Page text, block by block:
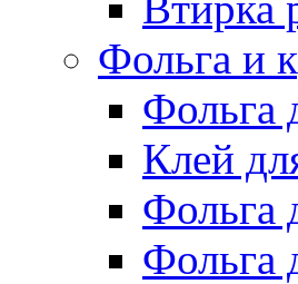
Фольга и
Фольга
Клей
Фольга
Фольга